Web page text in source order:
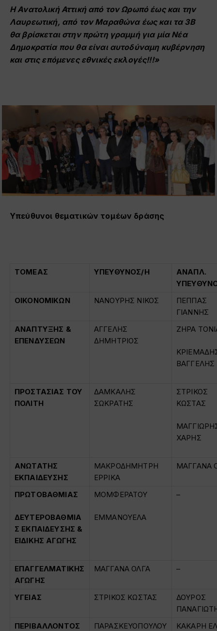
Η Ανατολική Αττική από τον Ωρωπό έως και την
Λαυρεωτική, από τον Μαραθώνα έως και τα 3Β
θα βρίσκεται στην πρώτη γραμμή για μία Νέα
Δημοκρατία που θα είναι αυτοδύναμη κυβέρνηση
και στις επόμενες εθνικές εκλογές!!!»
Υπεύθυνοι θεματικών τομέων δράσης
ΤΟΜΕΑΣ ΥΠΕΥΘΥΝΟΣ/Η
ΑΝΑΠΛ.
ΟΙΚΟΝΟΜΙΚΩΝ
ΝΑΝΟΥΡΗΣ ΝΙΚΟΣ
ΠΕΠΠΑΣ
ΓΙΑΝΝΗΣ
ΑΝΑΠΤΥΞΗΣ &
ΕΠΕΝΔΥΣΕΩΝ
ΑΓΓΕΛΗΣ
ΔΗΜΗΤΡΙΟΣ
ΖΗΡΑ
ΒΑΓΓΕΛΗΣ
ΠΡΟΣΤΑΣΙΑΣ ΤΟΥ
ΠΟΛΙΤΗ
ΔΑΜΚΑΛΗΣ
ΣΩΚΡΑΤΗΣ
ΣΤΡΙΚΟΣ
ΚΩΣΤΑΣ
ΧΑΡΗΣ
ΑΝΩΤΑΤΗΣ
ΕΚΠΑΙΔΕΥΣΗΣ
ΜΑΚΡΟΔΗΜΗΤΡΗ
ΕΡΡΙΚΑ
ΜΑΓΓΑΝΑ
ΠΡΩΤΟΒΑΘΜΙΑΣ
ΔΕΥΤΕΡΟΒΑΘΜΙΑ
Σ ΕΚΠΑΙΔΕΥΣΗΣ &
ΕΙΔΙΚΗΣ ΑΓΩΓΗΣ
ΜΟΜΦΕΡΑΤΟΥ
ΕΜΜΑΝΟΥΕΛΑ
–
ΕΠΑΓΓΕΛΜΑΤΙΚΗΣ
ΑΓΩΓΗΣ
ΜΑΓΓΑΝΑ ΟΛΓΑ –
ΥΓΕΙΑΣ ΣΤΡΙΚΟΣ ΚΩΣΤΑΣ
ΔΟΥΡΟΣ
ΠΕΡΙΒΑΛΛΟΝΤΟΣ
ΠΑΡΑΣΚΕΥΟΠΟΥΛΟΥ
ΚΑΚΑΡΗ